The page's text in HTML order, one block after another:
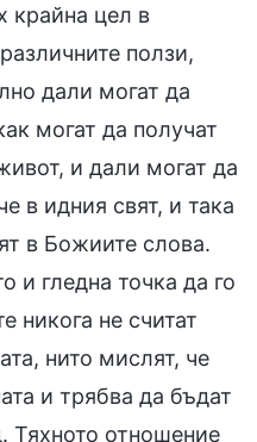
крайна цел в
ползи,
дали могат да
могат да получат
и дали могат да
в идния свят, и така
в Божиите слова.
и гледна точка да го
никога не считат
нито мислят, че
и трябва да бъдат
Тяхното отношение